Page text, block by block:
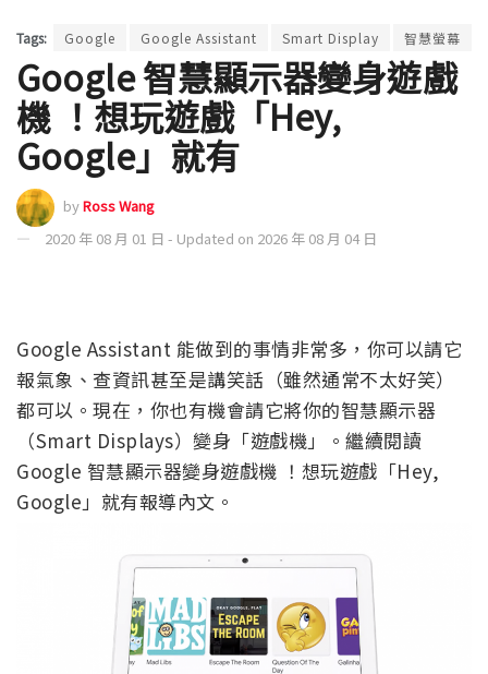
Tags: Google Google Assistant Smart Display 智慧螢幕
Google 智慧顯示器變身遊戲
機 ！想玩遊戲「Hey,
Google」就有
byRoss Wang
2020 年 08 月 01 日 - Updated on 2026 年 08 月 04 日
Google Assistant 能做到的事情非常多，你可以請它
報氣象、查資訊甚至是講笑話（雖然通常不太好笑）
都可以。現在，你也有機會請它將你的智慧顯示器
（Smart Displays）變身「遊戲機」。繼續閱讀
Google 智慧顯示器變身遊戲機 ！想玩遊戲「Hey,
Google」就有報導內文。